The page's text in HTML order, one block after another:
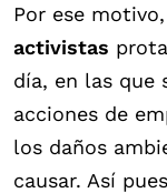
Por ese
activistas
día, en las que
acciones de
los daños
causar. Así